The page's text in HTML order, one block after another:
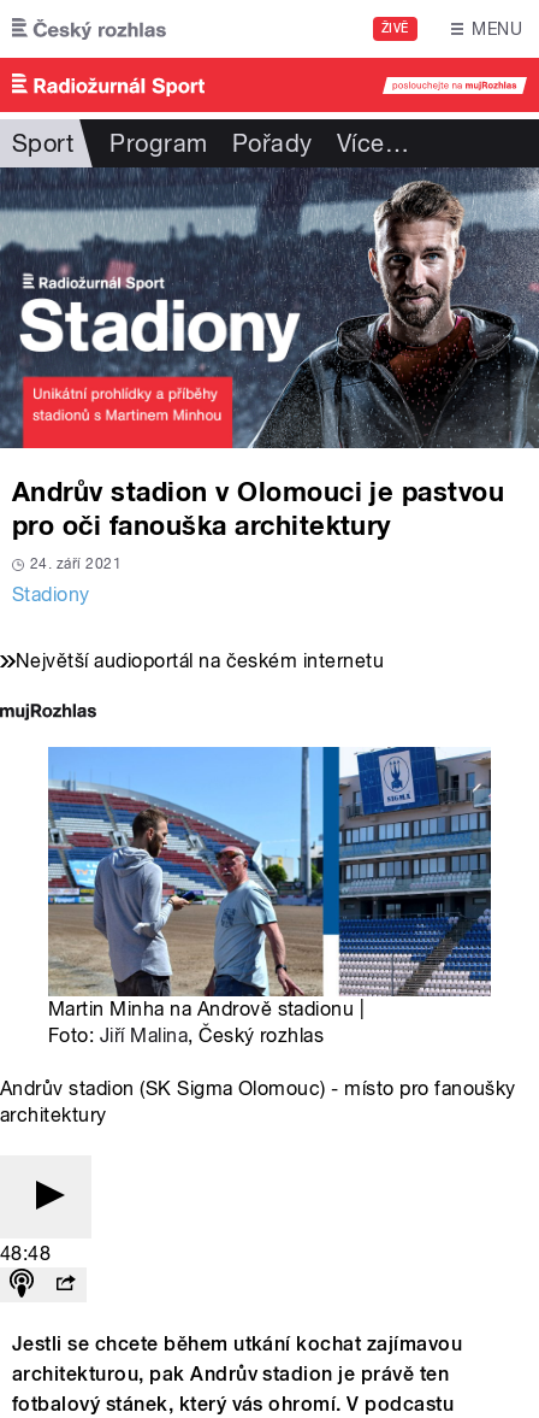
Přejít k hlavnímu obsahu
ŽIVĚ MENU
Sport Program Pořady Více…
Andrův stadion v Olomouci je pastvou
pro oči fanouška architektury
24. září 2021
Stadiony
Největší audioportál na českém internetu
Martin Minha na Andrově stadionu |
Foto: Jiří Malina, Český rozhlas
Andrův stadion (SK Sigma Olomouc) - místo pro fanoušky
architektury
48:48
Jestli se chcete během utkání kochat zajímavou
architekturou, pak Andrův stadion je právě ten
fotbalový stánek, který vás ohromí. V podcastu